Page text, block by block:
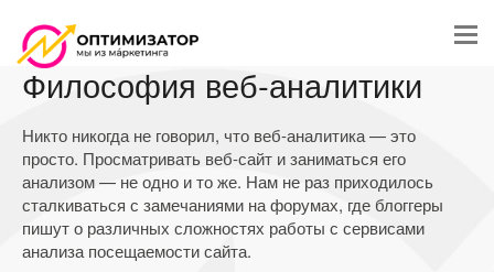
Философия веб-аналитики
Никто никогда не говорил, что веб-аналитика — это
просто. Просматривать веб-сайт и заниматься его
анализом — не одно и то же. Нам не раз приходилось
сталкиваться с замечаниями на форумах, где блоггеры
пишут о различных сложностях работы с сервисами
анализа посещаемости сайта.